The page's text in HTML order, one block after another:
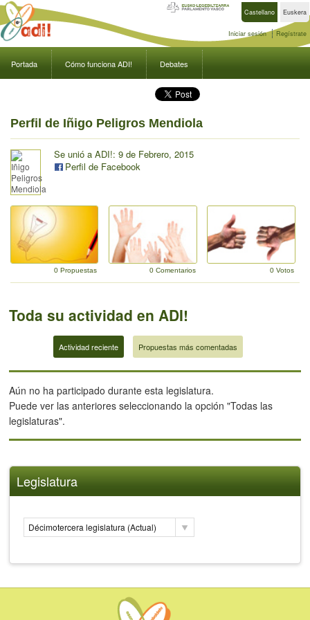
Castellano Euskera
Iniciar sesión Regístrate
Portada Cómo funciona ADI! Debates
Perfil de Iñigo Peligros Mendiola
Se unió a ADI!: 9 de Febrero, 2015
Perfil de Facebook
0 Propuestas 0 Comentarios 0 Votos
Toda su actividad en ADI!
Actividad reciente Propuestas más comentadas
Aún no ha participado durante esta legislatura.
Puede ver las anteriores seleccionando la opción "Todas las
legislaturas".
Legislatura
Décimotercera legislatura (Actual)